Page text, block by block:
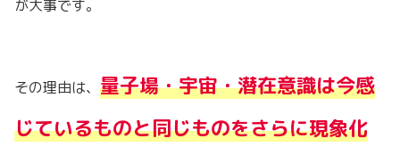
が大事です。
その理由は、 量子場・宇宙・潜在意識は今感
じているものと同じものをさらに現象化